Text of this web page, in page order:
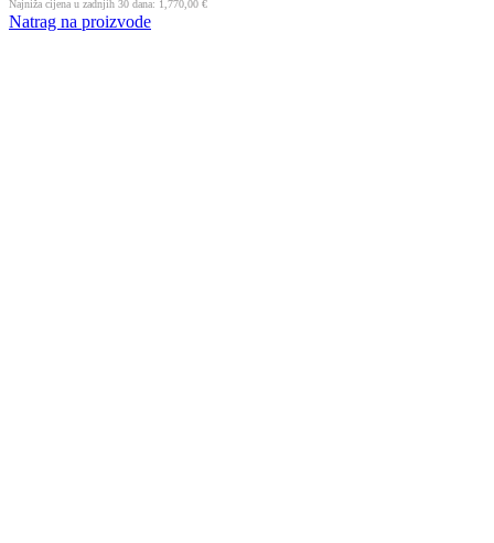
Najniža cijena u zadnjih 30 dana: 1,770,00 €
Natrag na proizvode